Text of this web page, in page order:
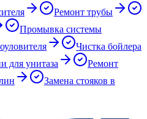
Ремонт трубы
Промывка системы
Чистка бойлера
для унитаза
Ремонт
Замена стояков в